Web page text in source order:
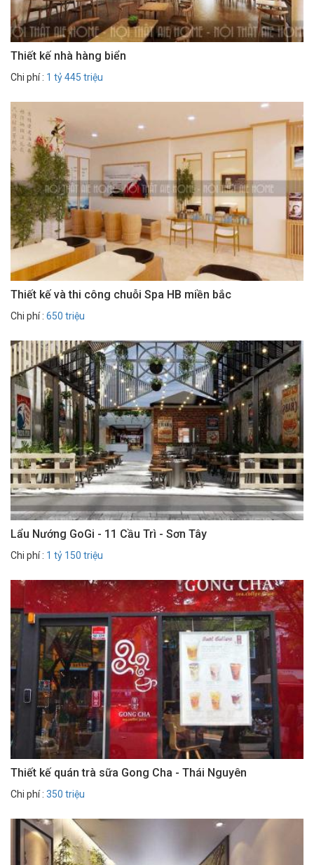
Thiết kế nhà hàng biển
Chi phí : 1 tỷ 445 triệu
Thiết kế và thi công chuỗi Spa HB miền bắc
Chi phí : 650 triệu
Lẩu Nướng GoGi - 11 Cầu Trì - Sơn Tây
Chi phí : 1 tỷ 150 triệu
Thiết kế quán trà sữa Gong Cha - Thái Nguyên
Chi phí : 350 triệu